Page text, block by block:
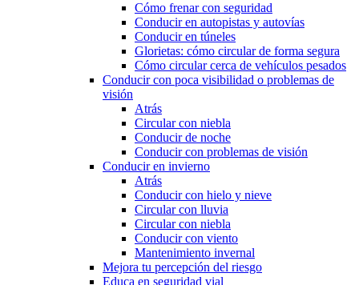
Cómo frenar con seguridad
Conducir en autopistas y autovías
Conducir en túneles
Glorietas: cómo circular de forma segura
Cómo circular cerca de vehículos pesados
Conducir con poca visibilidad o problemas de
visión
Atrás
Circular con niebla
Conducir de noche
Conducir con problemas de visión
Conducir en invierno
Atrás
Conducir con hielo y nieve
Circular con lluvia
Circular con niebla
Conducir con viento
Mantenimiento invernal
Mejora tu percepción del riesgo
Educa en seguridad vial